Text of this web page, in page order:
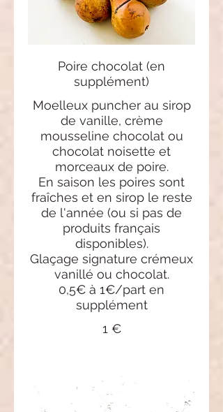
Poire chocolat (en
supplément)
Moelleux puncher au sirop
de vanille, crème
mousseline chocolat ou
chocolat noisette et
morceaux de poire.
En saison les poires sont
fraîches et en sirop le reste
de l'année (ou si pas de
produits français
disponibles).
Glaçage signature crémeux
vanillé ou chocolat.
0,5€ à 1€/part en
supplément
1 €